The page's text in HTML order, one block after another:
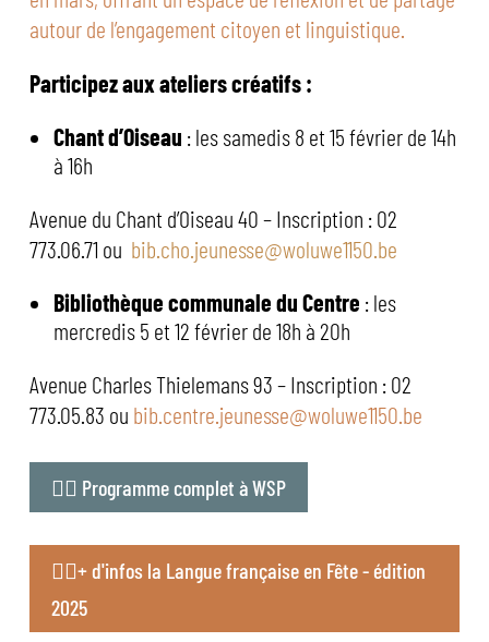
autour de l’engagement citoyen et linguistique.
Participez aux ateliers créatifs :
Chant d’Oiseau : les samedis 8 et 15 février de 14h
à 16h
Avenue du Chant d’Oiseau 40 – Inscription : 02
773.06.71 ou bib.cho.jeunesse@woluwe1150.be
Bibliothèque communale du Centre : les
mercredis 5 et 12 février de 18h à 20h
Avenue Charles Thielemans 93 – Inscription : 02
773.05.83 ou bib.centre.jeunesse@woluwe1150.be
👉🏻 Programme complet à WSP
👉🏻+ d'infos la Langue française en Fête - édition
2025